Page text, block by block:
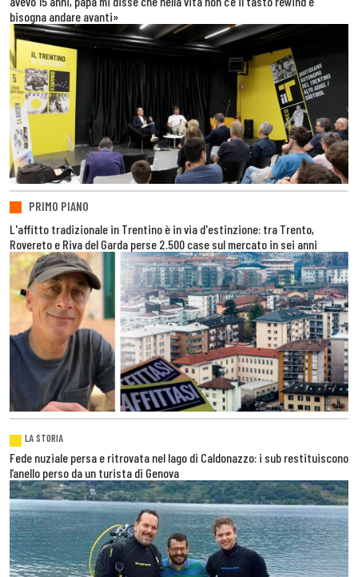
bisogna andare avanti»
PRIMO PIANO
L'affitto tradizionale in Trentino è in via d'estinzione: tra Trento,
Rovereto e Riva del Garda perse 2.500 case sul mercato in sei anni
LA STORIA
Fede nuziale persa e ritrovata nel lago di Caldonazzo: i sub restituiscono
l’anello perso da un turista di Genova